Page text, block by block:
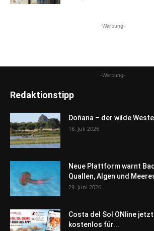
-Werbung-
-Werbung-
Redaktionstipp
Doñana – der wilde
18. Juli 2026
Neue Plattform warnt
Quallen, Algen und
29. Juni 2026
Costa del Sol ONline
kostenlos für...